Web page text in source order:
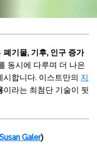
폐기물, 기후, 인구 증가
동시에 다루며 더 나은
시합니다. 이스트만의 지
이라는 최첨단 기술이 뒷
Susan Galer)